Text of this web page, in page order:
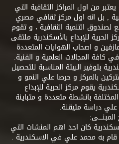
يعتبر من اول المراكز الثقافية التي
, بل انه اول مركز ثقافي مصري
التنمية الثقافية ، و تقوم
الحرية للإبداع بالأسكندرية ملتقى
و اصحاب الهوايات المتعددة
كافة المجالات العلمية و الفنية.
بتوفير البيئة المناسبة للتحصيل
بالمركز و حرصا علي النمو و
يقوم مركز الحرية للإبداع
بانشطة متعددة و متباينة
دراسة متيقنة.
المبنــــى:
كان احد اهم المنشات التي
قام به محمد علي في الاسكندرية .